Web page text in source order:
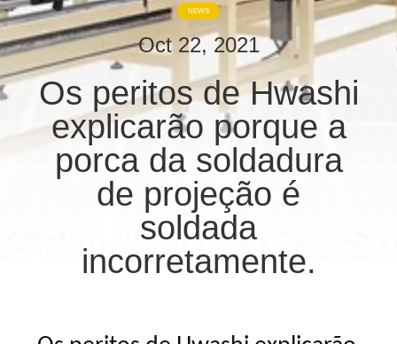
CONTROLE
DA
QUALIDADE
CONTACTE-
NEWS
Oct 22, 2021
Os peritos de Hwashi
explicarão porque a
porca da soldadura
de projeção é
soldada
incorretamente.